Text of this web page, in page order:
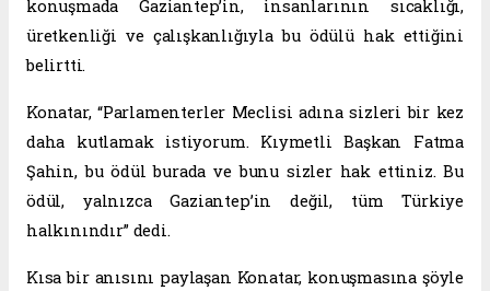
konuşmada Gaziantep’in, insanlarının sıcaklığı,
üretkenliği ve çalışkanlığıyla bu ödülü hak ettiğini
belirtti.
Konatar, “Parlamenterler Meclisi adına sizleri bir kez
daha kutlamak istiyorum. Kıymetli Başkan Fatma
Şahin, bu ödül burada ve bunu sizler hak ettiniz. Bu
ödül, yalnızca Gaziantep’in değil, tüm Türkiye
halkınındır” dedi.
Kısa bir anısını paylaşan Konatar, konuşmasına şöyle